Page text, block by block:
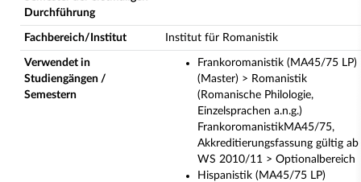
Durchführung
Fachbereich/Institut Institut für Romanistik
Verwendet in
Studiengängen /
Semestern
Frankoromanistik (MA45/75 LP)
(Master) > Romanistik
(Romanische Philologie,
Einzelsprachen a.n.g.)
FrankoromanistikMA45/75,
Akkreditierungsfassung gültig ab
WS 2010/11 > Optionalbereich
Hispanistik (MA45/75 LP)